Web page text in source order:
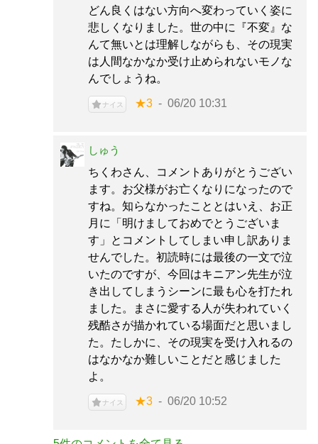
どん良くはない方向へ変わっていく姿に
悲しくなりました。世の中に『不変』な
んて無いとは理解しながらも、その現実
は人間なかなか受け止められないモノな
んでしょうね。
ナイス ★3 06/20 10:31
しゅう
ちくわさん、コメントありがとうござい
ます。お父様がお亡くなりになったので
すね。知らなかったこととはいえ、お正
月に「明けましておめでとうございま
す」とコメントしてしまい申し訳ありま
せんでした。初読時には最後の一文で泣
いたのですが、今回はキニアン先生が泣
き出してしまうシーンに最も心を打たれ
ました。まさに愛する人が失われていく
残酷さが描かれている場面だと思いまし
た。たしかに、その現実を受け入れるの
はなかなか難しいことだと感じました
よ。
ナイス ★3 06/20 10:52